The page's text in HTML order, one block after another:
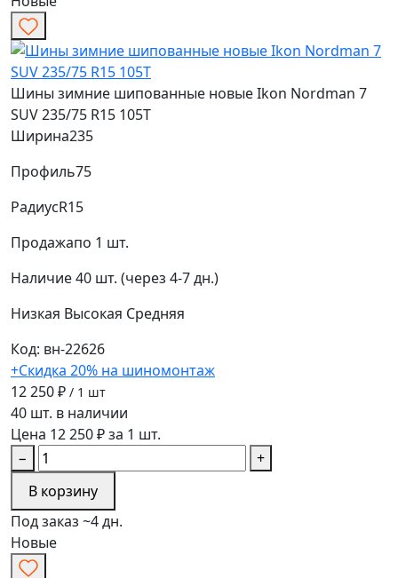
Шины зимние шипованные новые Ikon Nordman 7
SUV 235/75 R15 105T
Ширина235
Профиль75
РадиусR15
Продажапо 1 шт.
Наличие40 шт. (через 4-7 дн.)
Низкая Высокая Средняя
Код: вн-22626
+Скидка 20% на шиномонтаж
12 250 ₽ / 1 шт
40 шт. в наличии
Цена 12 250 ₽ за 1 шт.
−
+
В корзину
Под заказ ~4 дн.
Новые